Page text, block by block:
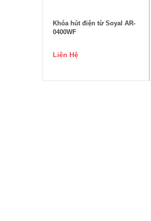
Khóa hút điện từ Soyal AR-
0400WF
Liên Hệ